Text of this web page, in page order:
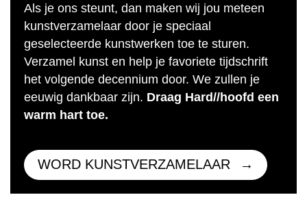
Als je ons steunt, dan maken wij jou meteen
kunstverzamelaar door je speciaal
geselecteerde kunstwerken toe te sturen.
Verzamel kunst en help je favoriete tijdschrift
het volgende decennium door. We zullen je
eeuwig dankbaar zijn. Draag Hard//hoofd een
warm hart toe.
WORD KUNSTVERZAMELAAR